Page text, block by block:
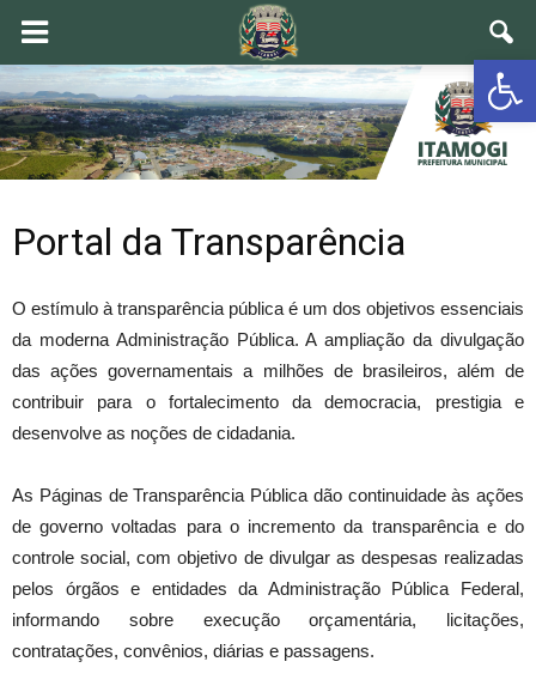
Portal da Transparência
O estímulo à transparência pública é um dos objetivos essenciais
da moderna Administração Pública. A ampliação da divulgação
das ações governamentais a milhões de brasileiros, além de
contribuir para o fortalecimento da democracia, prestigia e
desenvolve as noções de cidadania.
As Páginas de Transparência Pública dão continuidade às ações
de governo voltadas para o incremento da transparência e do
controle social, com objetivo de divulgar as despesas realizadas
pelos órgãos e entidades da Administração Pública Federal,
informando sobre execução orçamentária, licitações,
contratações, convênios, diárias e passagens.